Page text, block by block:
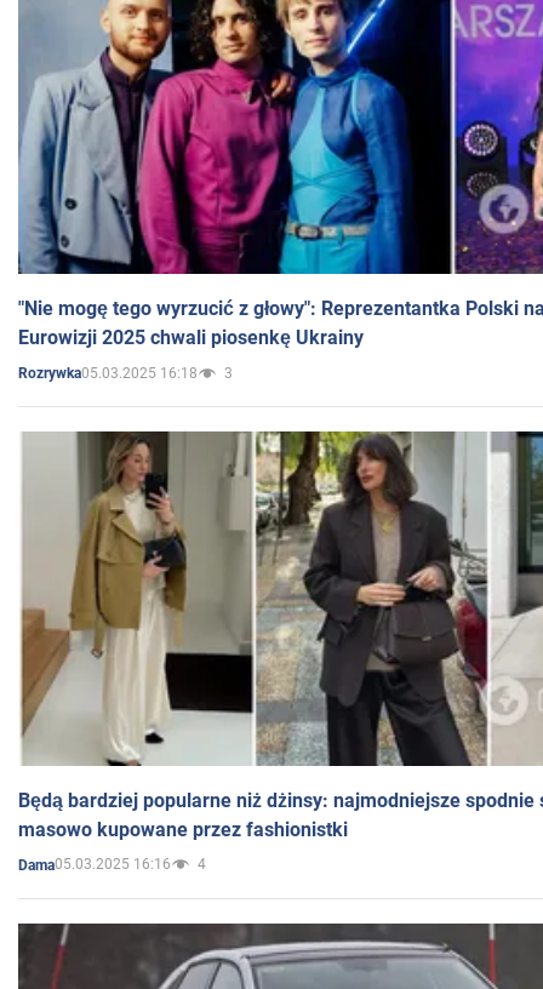
"Nie mogę tego wyrzucić z głowy": Reprezentantka Polski
Eurowizji 2025 chwali piosenkę Ukrainy
Rozrywka05.03.2025 16:18 3
Będą bardziej popularne niż dżinsy: najmodniejsze spodnie
masowo kupowane przez fashionistki
Dama05.03.2025 16:16 4